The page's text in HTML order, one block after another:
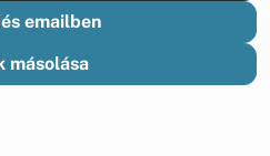
emailben
másolása